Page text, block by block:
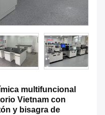
multifuncional
Vietnam con
y bisagra de